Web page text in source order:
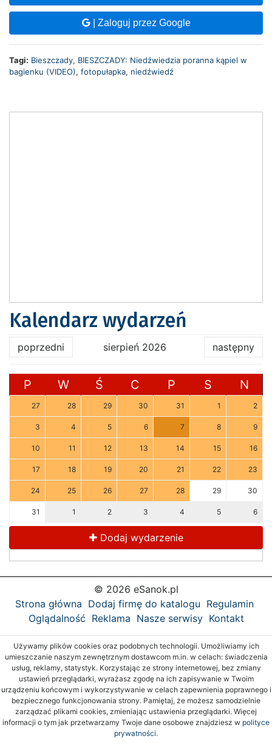
| Zaloguj przez Google
Tagi: Bieszczady, BIESZCZADY: Niedźwiedzia poranna kąpiel w
bagienku (VIDEO), fotopułapka, niedźwiedź
Kalendarz wydarzeń
poprzedni sierpień 2026 następny
P W Ś C P S N
27 28 29 30 31 1 2
3 4 5 6 7 8 9
10 11 12 13 14 15 16
17 18 19 20 21 22 23
24 25 26 27 28 29 30
31 1 2 3 4 5 6
Dodaj wydarzenie
© 2026 eSanok.pl
Strona główna Dodaj firmę do katalogu Regulamin
Oglądalność Reklama Nasze serwisy Kontakt
Używamy plików cookies oraz podobnych technologii. Umożliwiamy ich
umieszczanie naszym zewnętrznym dostawcom m.in. w celach: świadczenia
usług, reklamy, statystyk. Korzystając ze strony internetowej, bez zmiany
ustawień przeglądarki, wyrażasz zgodę na ich zapisywanie w Twoim
urządzeniu końcowym i wykorzystywanie w celach zapewnienia poprawnego i
bezpiecznego funkcjonowania strony. Pamiętaj, że możesz samodzielnie
zarządzać plikami cookies, zmieniając ustawienia przeglądarki. Więcej
informacji o tym jak przetwarzamy Twoje dane osobowe znajdziesz w polityce
prywatności.